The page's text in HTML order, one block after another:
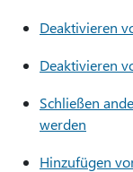
Deaktivieren
Deaktivieren
Schließen
werden
Hinzufügen